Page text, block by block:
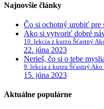
Najnovšie články
Čo si ochotný urobiť pre
Ako si vytvoriť dobré
10. lekcia z kurzu Šťastný
22. júna 2023
Nerieš, čo si o tebe
9. lekcia z kurzu Šťastný Ako
15. júna 2023
Aktuálne populárne